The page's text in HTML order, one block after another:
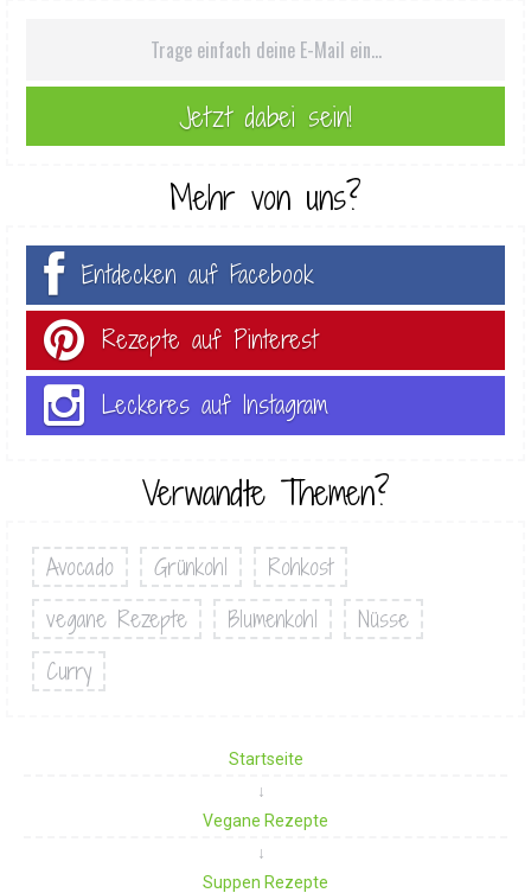
Mehr von uns?
Entdecken auf Facebook
Rezepte auf Pinterest
Leckeres auf Instagram
Verwandte Themen?
Avocado Grünkohl
Rohkost
vegane Rezepte
Blumenkohl
Nüsse
Curry
Startseite
Vegane Rezepte
Suppen Rezepte